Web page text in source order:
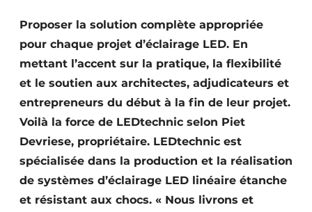
Video’s
Construction bois
Contrôle d’accès
Éclairage
Fondations
Proposer la solution complète appropriée
pour chaque projet d’éclairage LED. En
mettant l’accent sur la pratique, la flexibilité
et le soutien aux architectes, adjudicateurs et
entrepreneurs du début à la fin de leur projet.
Voilà la force de LEDtechnic selon Piet
Devriese, propriétaire. LEDtechnic est
spécialisée dans la production et la réalisation
de systèmes d’éclairage LED linéaire étanche
et résistant aux chocs. « Nous livrons et